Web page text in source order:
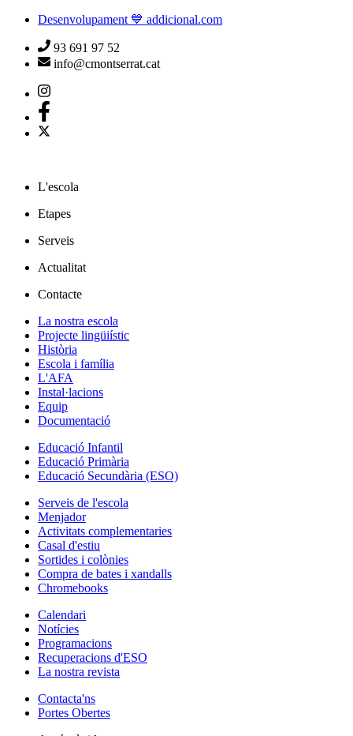
Desenvolupament 💙 addicional.com
93 691 97 52
info@cmontserrat.cat
L'escola
Etapes
Serveis
Actualitat
Contacte
La nostra escola
Projecte lingüiístic
Història
Escola i família
L'AFA
Instal·lacions
Equip
Documentació
Educació Infantil
Educació Primària
Educació Secundària (ESO)
Serveis de l'escola
Menjador
Activitats complementaries
Casal d'estiu
Sortides i colònies
Compra de bates i xandalls
Chromebooks
Calendari
Notícies
Programacions
Recuperacions d'ESO
La nostra revista
Contacta'ns
Portes Obertes